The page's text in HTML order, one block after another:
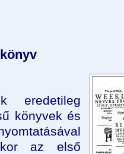
eredetileg
könyvek és
az első